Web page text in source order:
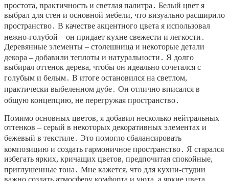
простота, практичность и светлая палитра․ Белый цвет я
выбрал для стен и основной мебели, что визуально расширило
пространство․ В качестве акцентного цвета я использовал
нежно-голубой – он придает кухне свежести и легкости․
Деревянные элементы – столешница и некоторые детали
декора – добавили теплоты и натуральности․ Я долго
выбирал оттенок дерева, чтобы он идеально сочетался с
голубым и белым․ В итоге остановился на светлом,
практически выбеленном дубе․ Он отлично вписался в
общую концепцию, не перегружая пространство․
Помимо основных цветов, я добавил несколько нейтральных
оттенков – серый в некоторых декоративных элементах и
бежевый в текстиле․ Это помогло сбалансировать
композицию и создать гармоничное пространство․ Я старался
избегать ярких, кричащих цветов, предпочитая спокойные,
приглушенные тона․ Мне кажется, что для кухни-студии
важно создать атмосферу комфорта и уюта, а яркие цвета